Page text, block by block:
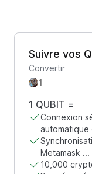
Suivre vos
Convertir
1 QUBIT =
Connexion
automatique
Metamask ...
10,000